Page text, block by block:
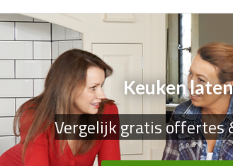
Keuken
Vergelijk gratis offertes